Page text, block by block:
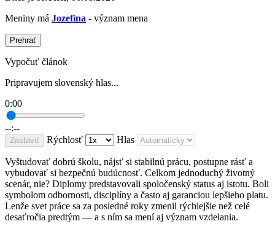
Meniny má Jozefína - význam mena
Prehrať
Vypočuť článok
Pripravujem slovenský hlas...
0:00
--:--
Zastaviť Rýchlosť Hlas
Vyštudovať dobrú školu, nájsť si stabilnú prácu, postupne rásť a
vybudovať si bezpečnú budúcnosť. Celkom jednoduchý životný
scenár, nie? Diplomy predstavovali spoločenský status aj istotu. Boli
symbolom odbornosti, disciplíny a často aj garanciou lepšieho platu.
Lenže svet práce sa za posledné roky zmenil rýchlejšie než celé
desaťročia predtým — a s ním sa mení aj význam vzdelania.